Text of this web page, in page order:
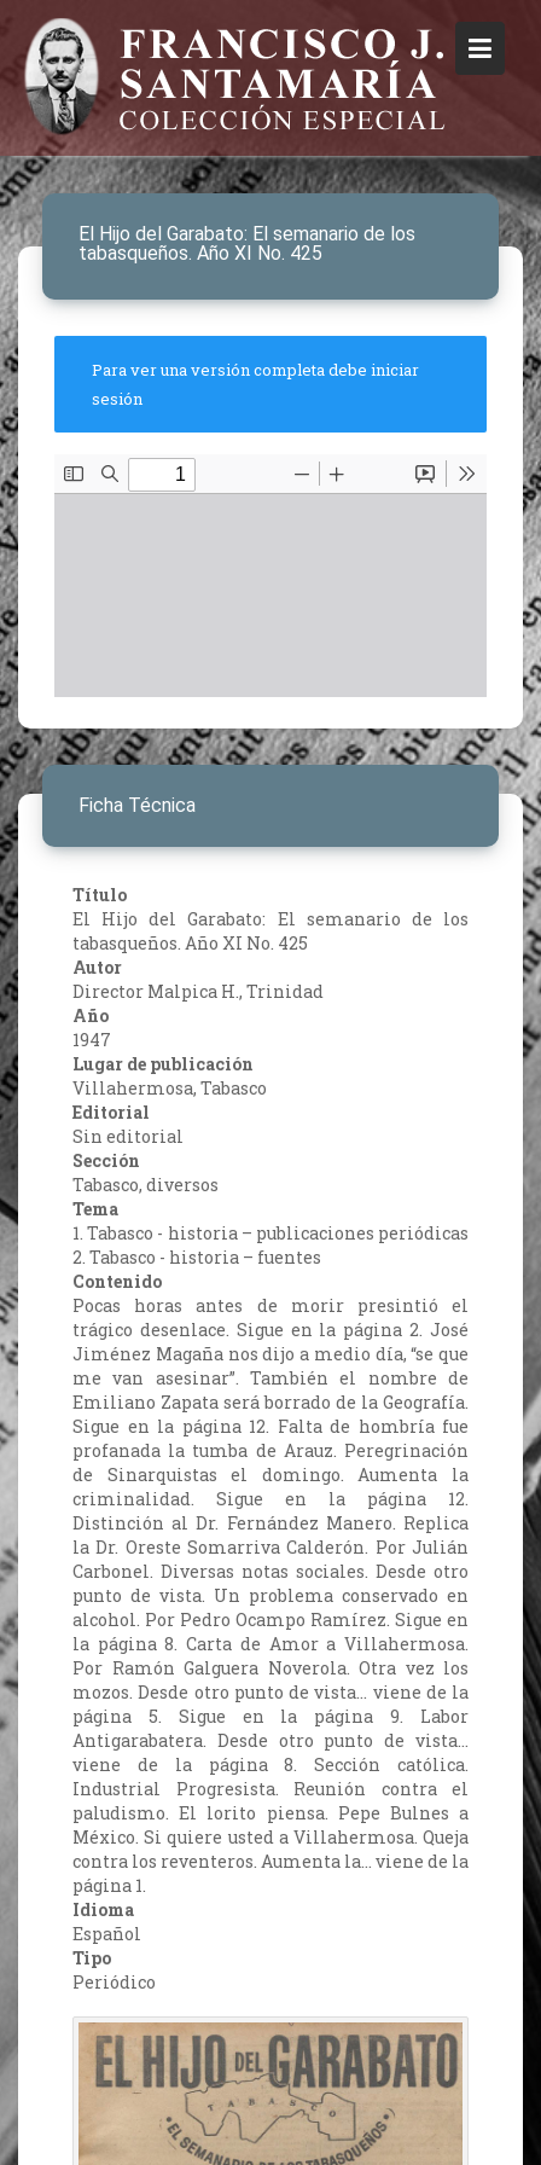
El Hijo del Garabato: El semanario de los
tabasqueños. Año XI No. 425
Para ver una versión completa debe iniciar
sesión
Ficha Técnica
Título
El Hijo del Garabato: El semanario de los
tabasqueños. Año XI No. 425
Autor
Director Malpica H., Trinidad
Año
1947
Lugar de publicación
Villahermosa, Tabasco
Editorial
Sin editorial
Sección
Tabasco, diversos
Tema
1. Tabasco - historia – publicaciones periódicas
2. Tabasco - historia – fuentes
Contenido
Pocas horas antes de morir presintió el
trágico desenlace. Sigue en la página 2. José
Jiménez Magaña nos dijo a medio día, “se que
me van asesinar”. También el nombre de
Emiliano Zapata será borrado de la Geografía.
Sigue en la página 12. Falta de hombría fue
profanada la tumba de Arauz. Peregrinación
de Sinarquistas el domingo. Aumenta la
criminalidad. Sigue en la página 12.
Distinción al Dr. Fernández Manero. Replica
la Dr. Oreste Somarriva Calderón. Por Julián
Carbonel. Diversas notas sociales. Desde otro
punto de vista. Un problema conservado en
alcohol. Por Pedro Ocampo Ramírez. Sigue en
la página 8. Carta de Amor a Villahermosa.
Por Ramón Galguera Noverola. Otra vez los
mozos. Desde otro punto de vista… viene de la
página 5. Sigue en la página 9. Labor
Antigarabatera. Desde otro punto de vista…
viene de la página 8. Sección católica.
Industrial Progresista. Reunión contra el
paludismo. El lorito piensa. Pepe Bulnes a
México. Si quiere usted a Villahermosa. Queja
contra los reventeros. Aumenta la… viene de la
página 1.
Idioma
Español
Tipo
Periódico